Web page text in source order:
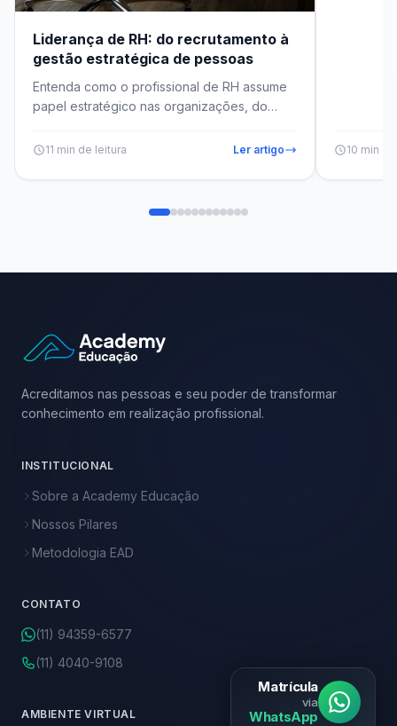
Liderança de RH: do recrutamento à
gestão estratégica de pessoas
Entenda como o profissional de RH assume
papel estratégico nas organizações, do
11 min de leitura Ler artigo 10 min
Acreditamos nas pessoas e seu poder de transformar
conhecimento em realização profissional.
INSTITUCIONAL
Sobre a Academy Educação
Nossos Pilares
Metodologia EAD
CONTATO
(11) 94359-6577
(11) 4040-9108
AMBIENTE VIRTUAL
Matrícula
via
WhatsApp